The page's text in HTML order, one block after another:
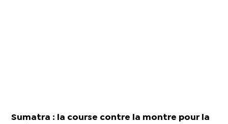
Sumatra : la course contre la montre pour la